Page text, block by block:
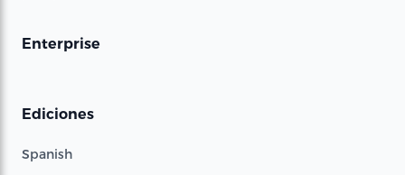
Enterprise
Ediciones
Spanish